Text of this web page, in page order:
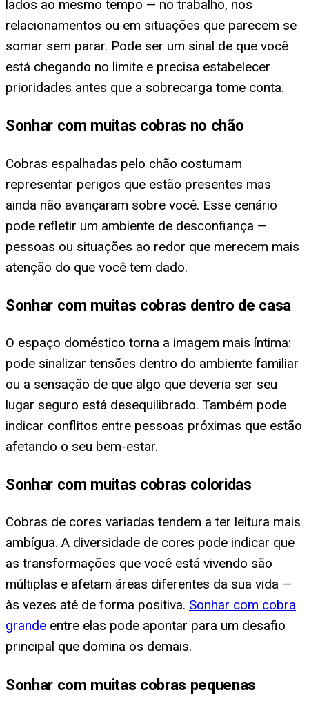
lados ao mesmo tempo — no trabalho, nos
relacionamentos ou em situações que parecem se
somar sem parar. Pode ser um sinal de que você
está chegando no limite e precisa estabelecer
prioridades antes que a sobrecarga tome conta.
Sonhar com muitas cobras no chão
Cobras espalhadas pelo chão costumam
representar perigos que estão presentes mas
ainda não avançaram sobre você. Esse cenário
pode refletir um ambiente de desconfiança —
pessoas ou situações ao redor que merecem mais
atenção do que você tem dado.
Sonhar com muitas cobras dentro de casa
O espaço doméstico torna a imagem mais íntima:
pode sinalizar tensões dentro do ambiente familiar
ou a sensação de que algo que deveria ser seu
lugar seguro está desequilibrado. Também pode
indicar conflitos entre pessoas próximas que estão
afetando o seu bem-estar.
Sonhar com muitas cobras coloridas
Cobras de cores variadas tendem a ter leitura mais
ambígua. A diversidade de cores pode indicar que
as transformações que você está vivendo são
múltiplas e afetam áreas diferentes da sua vida —
às vezes até de forma positiva. Sonhar com cobra
grande entre elas pode apontar para um desafio
principal que domina os demais.
Sonhar com muitas cobras pequenas